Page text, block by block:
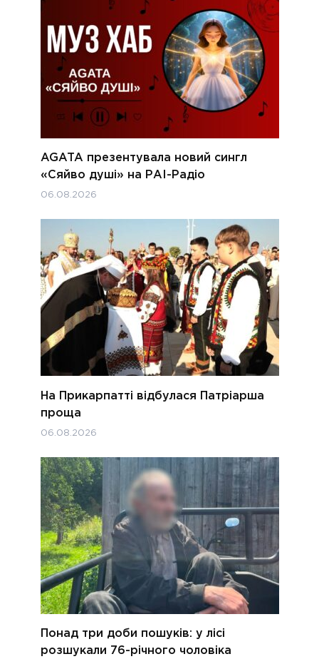
AGATA презентувала новий сингл
«Сяйво душі» на РАІ-Радіо
06.08.2026
На Прикарпатті відбулася Патріарша
проща
06.08.2026
Понад три доби пошуків: у лісі
розшукали 76-річного чоловіка